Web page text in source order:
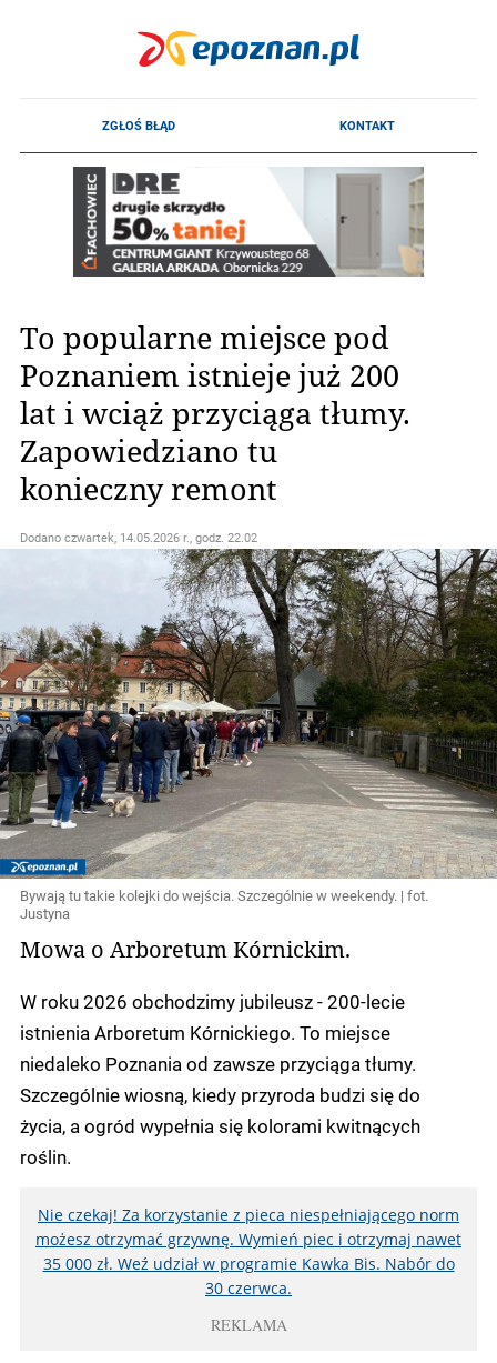
To popularne miejsce pod
Poznaniem istnieje już 200
lat i wciąż przyciąga tłumy.
Zapowiedziano tu
konieczny remont
Dodano czwartek, 14.05.2026 r., godz. 22.02
Bywają tu takie kolejki do wejścia. Szczególnie w weekendy. | fot.
Justyna
Mowa o Arboretum Kórnickim.
W roku 2026 obchodzimy jubileusz - 200-lecie
istnienia Arboretum Kórnickiego. To miejsce
niedaleko Poznania od zawsze przyciąga tłumy.
Szczególnie wiosną, kiedy przyroda budzi się do
życia, a ogród wypełnia się kolorami kwitnących
roślin.
Nie czekaj! Za korzystanie z pieca niespełniającego norm
możesz otrzymać grzywnę. Wymień piec i otrzymaj nawet
35 000 zł. Weź udział w programie Kawka Bis. Nabór do
30 czerwca.
REKLAMA